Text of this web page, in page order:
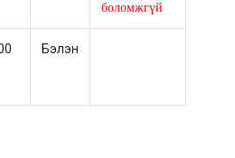
боломжгүй
Бэлэн